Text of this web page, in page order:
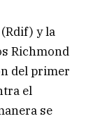
y la
Richmond
del primer
el
se